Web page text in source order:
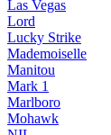
Las Vegas
Lord
Lucky Strike
Mademoiselle
Manitou
Mark 1
Marlboro
Mohawk